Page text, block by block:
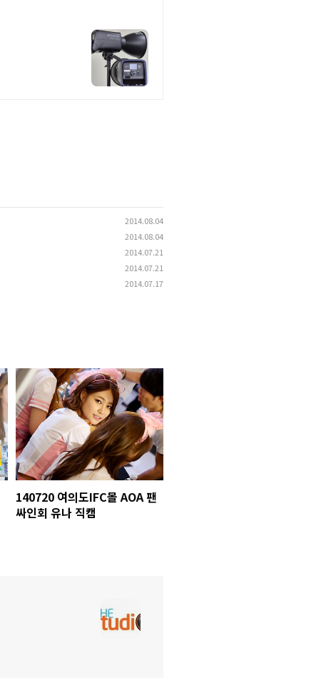
2014.08.04
2014.08.04
2014.07.21
2014.07.21
2014.07.17
140720 여의도IFC몰 AOA 팬
싸인회 유나 직캠